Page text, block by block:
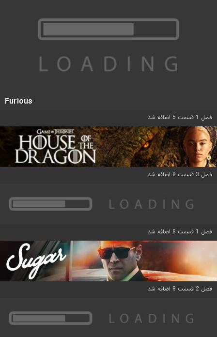
Furious
فصل 1 قسمت 5 اضافه شد
فصل 3 قسمت 8 اضافه شد
فصل 1 قسمت 8 اضافه شد
فصل 2 قسمت 8 اضافه شد